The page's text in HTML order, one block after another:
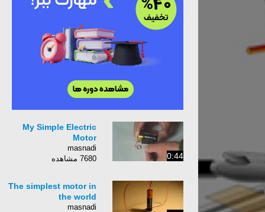
0:44
My Simple Electric
Motor
masnadi
7680 مشاهده
The simplest motor in
the world
masnadi